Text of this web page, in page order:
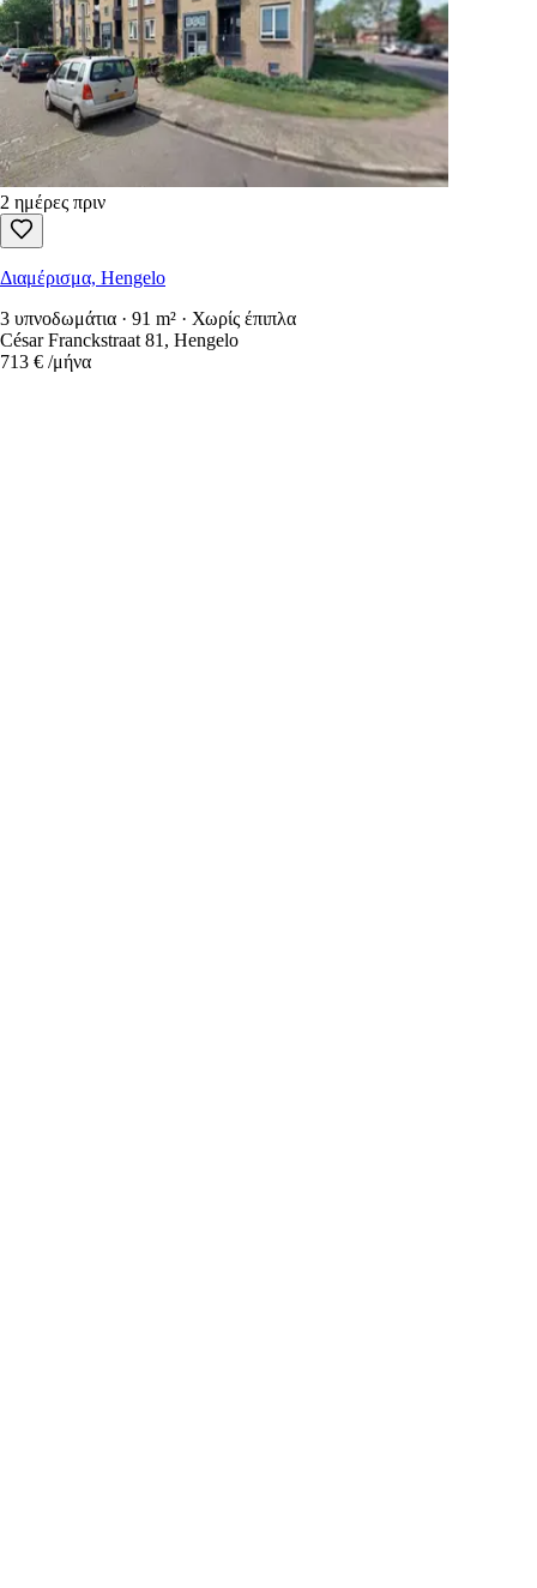
2 ημέρες πριν
Διαμέρισμα, Hengelo
3 υπνοδωμάτια · 91 m² · Χωρίς έπιπλα
César Franckstraat 81, Hengelo
713 € /μήνα